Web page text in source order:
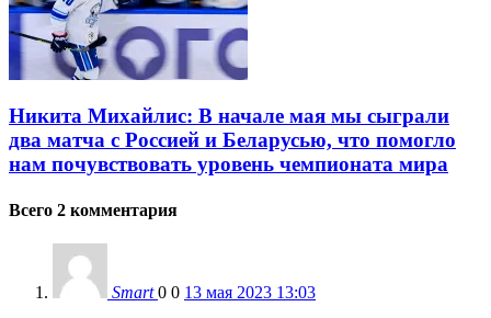
Никита Михайлис: В начале мая мы сыграли
два матча с Россией и Беларусью, что помогло
нам почувствовать уровень чемпионата мира
Всего 2 комментария
Smart 0 0 13 мая 2023 13:03